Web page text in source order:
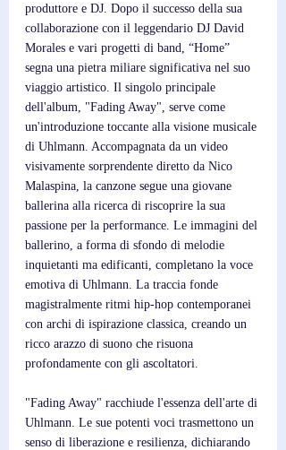
produttore e DJ. Dopo il successo della sua
collaborazione con il leggendario DJ David
Morales e vari progetti di band, “Home”
segna una pietra miliare significativa nel suo
viaggio artistico. Il singolo principale
dell'album, "Fading Away", serve come
un'introduzione toccante alla visione musicale
di Uhlmann. Accompagnata da un video
visivamente sorprendente diretto da Nico
Malaspina, la canzone segue una giovane
ballerina alla ricerca di riscoprire la sua
passione per la performance. Le immagini del
ballerino, a forma di sfondo di melodie
inquietanti ma edificanti, completano la voce
emotiva di Uhlmann. La traccia fonde
magistralmente ritmi hip-hop contemporanei
con archi di ispirazione classica, creando un
ricco arazzo di suono che risuona
profondamente con gli ascoltatori.
"Fading Away" racchiude l'essenza dell'arte di
Uhlmann. Le sue potenti voci trasmettono un
senso di liberazione e resilienza, dichiarando